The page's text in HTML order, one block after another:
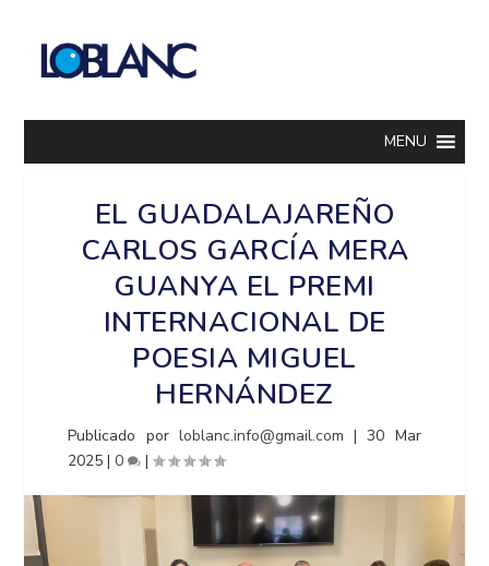
MENU
EL GUADALAJAREÑO
CARLOS GARCÍA MERA
GUANYA EL PREMI
INTERNACIONAL DE
POESIA MIGUEL
HERNÁNDEZ
Publicado por loblanc.info@gmail.com |30 Mar
2025 |0 |